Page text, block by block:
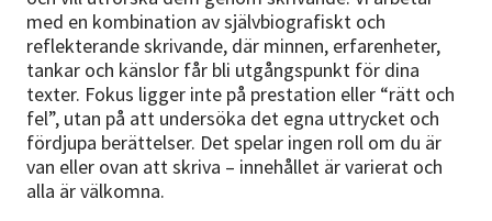
med en kombination av självbiografiskt och
reflekterande skrivande, där minnen, erfarenheter,
tankar och känslor får bli utgångspunkt för dina
texter. Fokus ligger inte på prestation eller “rätt och
fel”, utan på att undersöka det egna uttrycket och
fördjupa berättelser. Det spelar ingen roll om du är
van eller ovan att skriva – innehållet är varierat och
alla är välkomna.